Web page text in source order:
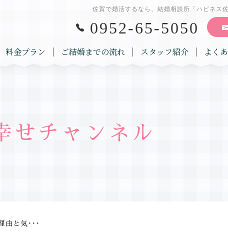
佐賀で婚活するなら、結婚相談所「ハピネス
0952-65-5050
料金プラン ご結婚までの流れ スタッフ紹介 よく
せチャンネル
由と気･･･